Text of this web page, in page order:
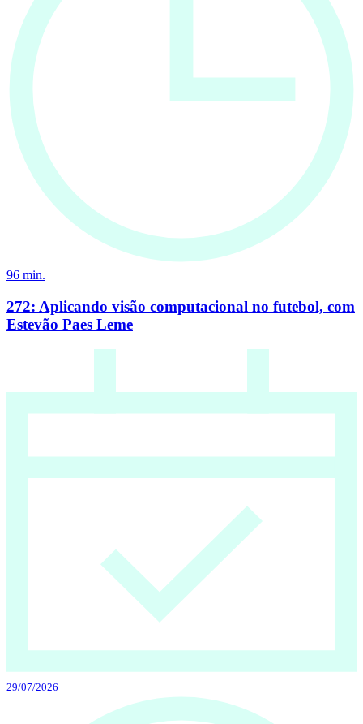
96 min.
272: Aplicando visão computacional no futebol, com
Estevão Paes Leme
29/07/2026